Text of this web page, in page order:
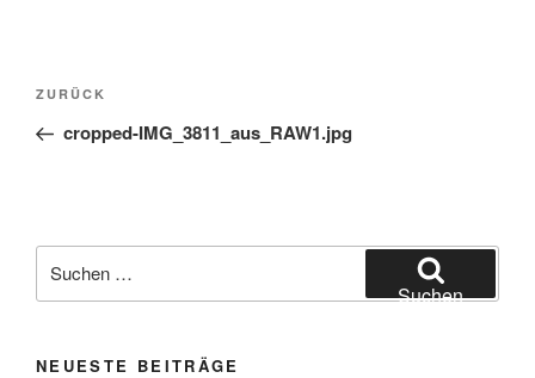
Beitragsnavigation
Vorheriger
Beitrag
ZURÜCK
cropped-IMG_3811_aus_RAW1.jpg
nach:
Suchen
NEUESTE BEITRÄGE